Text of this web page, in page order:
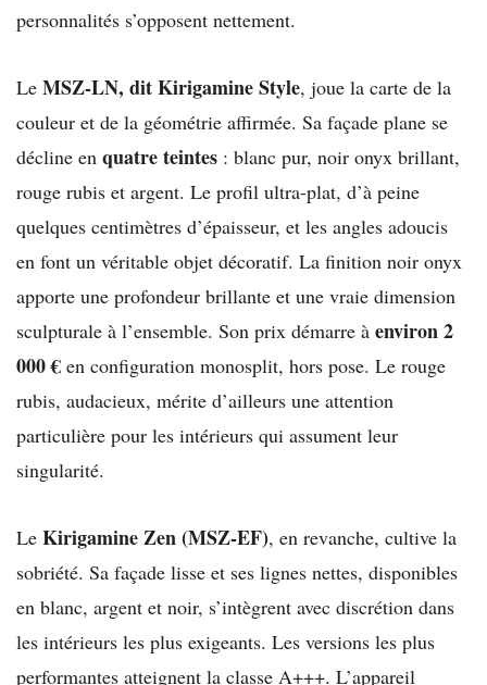
personnalités s’opposent nettement.
Le MSZ-LN, dit Kirigamine Style, joue la carte de la
couleur et de la géométrie affirmée. Sa façade plane se
décline en quatre teintes : blanc pur, noir onyx brillant,
rouge rubis et argent. Le profil ultra-plat, d’à peine
quelques centimètres d’épaisseur, et les angles adoucis
en font un véritable objet décoratif. La finition noir onyx
apporte une profondeur brillante et une vraie dimension
sculpturale à l’ensemble. Son prix démarre à environ 2
000 € en configuration monosplit, hors pose. Le rouge
rubis, audacieux, mérite d’ailleurs une attention
particulière pour les intérieurs qui assument leur
singularité.
Le Kirigamine Zen (MSZ-EF), en revanche, cultive la
sobriété. Sa façade lisse et ses lignes nettes, disponibles
en blanc, argent et noir, s’intègrent avec discrétion dans
les intérieurs les plus exigeants. Les versions les plus
performantes atteignent la classe A+++. L’appareil